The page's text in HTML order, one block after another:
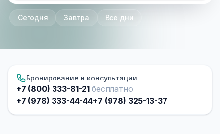
Сегодня Завтра Все дни
Бронирование и консультации:
+7 (800) 333-81-21 бесплатно
+7 (978) 333-44-44+7 (978) 325-13-37